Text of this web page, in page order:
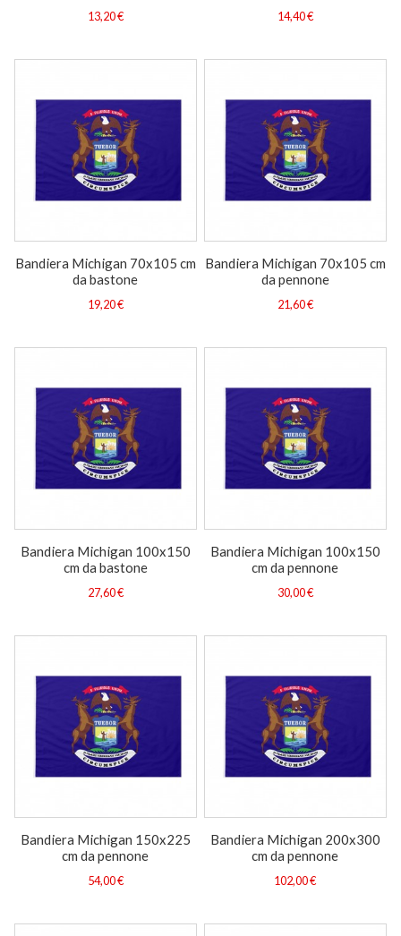
13,20 € 14,40 €
Bandiera Michigan 70x105 cm
da bastone
19,20 €
Bandiera Michigan 70x105 cm
da pennone
21,60 €
Bandiera Michigan 100x150
cm da bastone
27,60 €
Bandiera Michigan 100x150
cm da pennone
30,00 €
Bandiera Michigan 150x225
cm da pennone
54,00 €
Bandiera Michigan 200x300
cm da pennone
102,00 €